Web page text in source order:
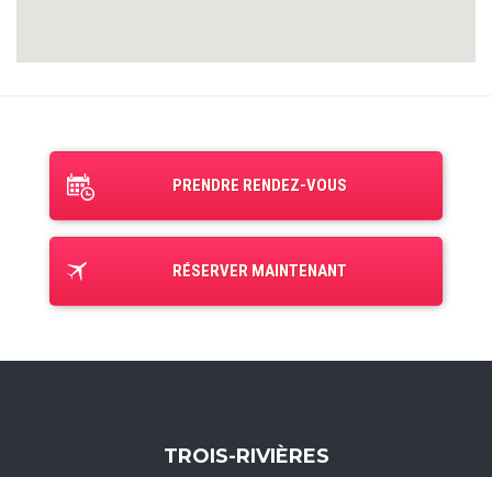
PRENDRE RENDEZ-VOUS
RÉSERVER MAINTENANT
TROIS-RIVIÈRES